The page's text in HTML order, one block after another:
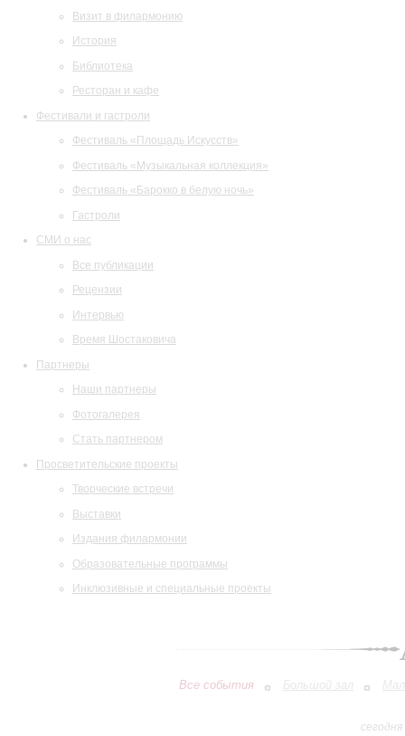
Визит в филармонию
История
Библиотека
Ресторан и кафе
Фестивали и гастроли
Фестиваль «Площадь Искусств»
Фестиваль «Музыкальная коллекция»
Фестиваль «Барокко в белую ночь»
Гастроли
СМИ о нас
Все публикации
Рецензии
Интервью
Время Шостаковича
Партнеры
Наши партнеры
Фотогалерея
Стать партнером
Просветительские проекты
Творческие встречи
Выставки
Издания филармонии
Образовательные программы
Инклюзивные и специальные проекты
Все события Большой зал